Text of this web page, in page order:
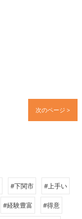
次のページ >
#下関市 #上手い
#経験豊富 #得意